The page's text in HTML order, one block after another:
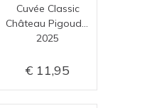
Cuvée Classic
2025
11,95